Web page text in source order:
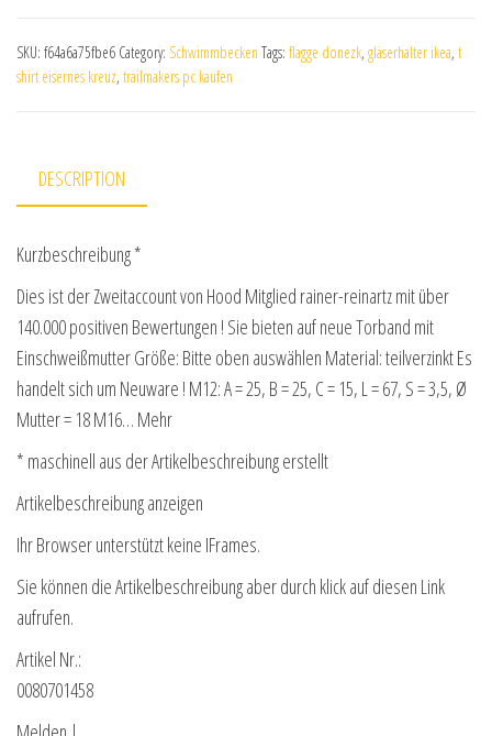
SKU: f64a6a75fbe6 Category: Schwimmbecken Tags: flagge donezk, gläserhalter ikea, t
shirt eisernes kreuz, trailmakers pc kaufen
DESCRIPTION
Kurzbeschreibung *
Dies ist der Zweitaccount von Hood Mitglied rainer-reinartz mit über
140.000 positiven Bewertungen ! Sie bieten auf neue Torband mit
Einschweißmutter Größe: Bitte oben auswählen Material: teilverzinkt Es
handelt sich um Neuware ! M12: A = 25, B = 25, C = 15, L = 67, S = 3,5, Ø
Mutter = 18 M16… Mehr
* maschinell aus der Artikelbeschreibung erstellt
Artikelbeschreibung anzeigen
Ihr Browser unterstützt keine IFrames.
Sie können die Artikelbeschreibung aber durch klick auf diesen Link
aufrufen.
Artikel Nr.:
0080701458